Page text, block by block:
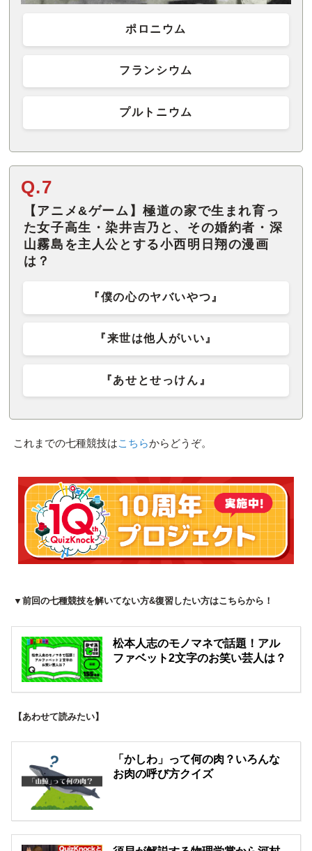
ポロニウム
フランシウム
プルトニウム
Q.7
【アニメ&ゲーム】極道の家で生まれ育っ
た女子高生・染井吉乃と、その婚約者・深
山霧島を主人公とする小西明日翔の漫画
は？
『僕の心のヤバいやつ』
『来世は他人がいい』
『あせとせっけん』
これまでの七種競技はこちらからどうぞ。
▼前回の七種競技を解いてない方&復習したい方はこちらから！
松本人志のモノマネで話題！アル
ファベット2文字のお笑い芸人は？
【あわせて読みたい】
「かしわ」って何の肉？いろんな
お肉の呼び方クイズ